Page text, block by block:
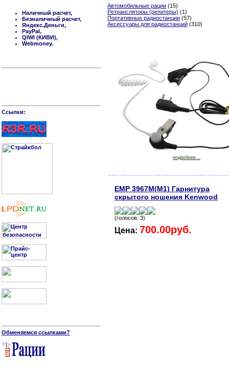
Наличный расчет,
Безналичный расчет,
Яндекс.Деньги,
PayPal,
QIWI (КИВИ),
Webmoney.
Cсылки:
Обменяемся ссылками?
Автомобильные рации (15)
Ретрансляторы (репитеры) (1)
Портативные радиостанции (57)
Аксессуары для радиостанций (310)
подробнее...
EMP 3967M(M1) Гарнитура
скрытого ношения Kenwood
(голосов: 3)
Цена: 700.00руб.